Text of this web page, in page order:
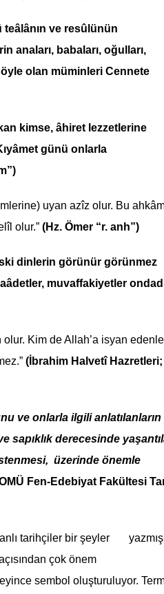
ve resûlünün
anaları, babaları, oğulları,
olan müminleri Cennete
kimse, âhiret lezzetlerine
günü onlarla
uyan azîz olur. Bu
olur.” (Hz. Ömer “r. anh”)
dinlerin görünür görünmez
muvaffakiyetler
Kim de Allah’a isyan
(İbrahim Halvetî Hazretleri;
ve onlarla ilgili anlatılanların
sapıklık derecesinde
üzerinde önemle
Fen-Edebiyat Fakültesi
tarihçiler bir şeyler
açısından çok önem
sembol oluşturuluyor.